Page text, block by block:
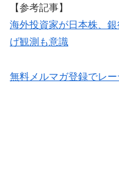
【参考記事】
海外投資家が日本株、
げ観測も意識
無料メルマガ登録でレ